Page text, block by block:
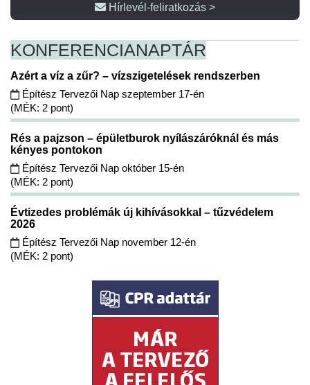
Hírlevél-feliratkozás >
KONFERENCIANAPTÁR
Azért a víz a zűr? – vízszigetelések rendszerben
Építész Tervezői Nap szeptember 17-én
(MÉK: 2 pont)
Rés a pajzson – épületburok nyílászáróknál és más
kényes pontokon
Építész Tervezői Nap október 15-én
(MÉK: 2 pont)
Évtizedes problémák új kihívásokkal – tűzvédelem
2026
Építész Tervezői Nap november 12-én
(MÉK: 2 pont)